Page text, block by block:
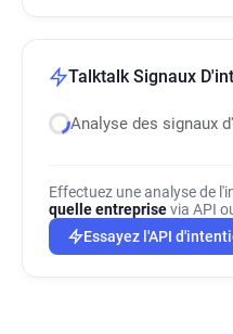
u*******@talktalk.co.uk
Talktalk Signaux
Analyse des signaux
Effectuez une analyse de
quelle entreprisevia API
Essayez l'API